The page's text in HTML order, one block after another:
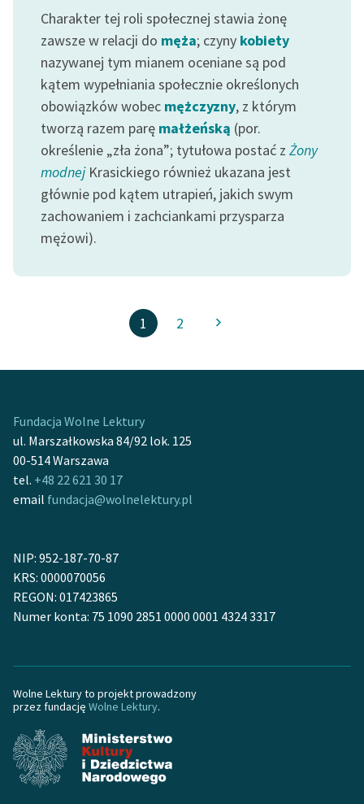
Charakter tej roli społecznej stawia żonę
zawsze w relacji do męża; czyny kobiety
nazywanej tym mianem oceniane są pod
kątem wypełniania społecznie określonych
obowiązków wobec mężczyzny, z którym
tworzą razem parę małżeńską (por.
określenie „zła żona”; tytułowa postać z Żony
modnejKrasickiego również ukazana jest
głównie pod kątem utrapień, jakich swym
zachowaniem i zachciankami przysparza
mężowi).
1 2
Fundacja Wolne Lektury
ul. Marszałkowska 84/92 lok. 125
00-514 Warszawa
tel. +48 22 621 30 17
email fundacja@wolnelektury.pl
NIP: 952-187-70-87
KRS: 0000070056
REGON: 017423865
Numer konta: 75 1090 2851 0000 0001 4324 3317
Wolne Lektury to projekt prowadzony
przez fundację Wolne Lektury.